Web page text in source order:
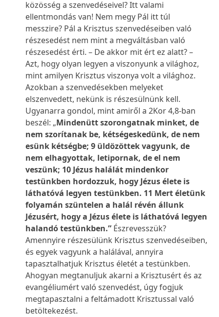
közösség a szenvedéseivel? Itt valami
ellentmondás van! Nem megy Pál itt túl
messzire? Pál a Krisztus szenvedéseiben való
részesedést nem mint a megváltásban való
részesedést érti. – De akkor mit ért ez alatt? –
Azt, hogy olyan legyen a viszonyunk a világhoz,
mint amilyen Krisztus viszonya volt a világhoz.
Azokban a szenvedésekben melyeket
elszenvedett, nekünk is részesülnünk kell.
Ugyanarra gondol, mint amiről a 2Kor 4,8-ban
beszél: „Mindenütt szorongatnak minket, de
nem szorítanak be, kétségeskedünk, de nem
esünk kétségbe; 9 üldözöttek vagyunk, de
nem elhagyottak, letipornak, de el nem
veszünk; 10 Jézus halálát mindenkor
testünkben hordozzuk, hogy Jézus élete is
láthatóvá legyen testünkben. 11 Mert életünk
folyamán szüntelen a halál révén állunk
Jézusért, hogy a Jézus élete is láthatóvá legyen
halandó testünkben.” Észrevesszük?
Amennyire részesülünk Krisztus szenvedéseiben,
és egyek vagyunk a halálával, annyira
tapasztalhatjuk Krisztus életét a testünkben.
Ahogyan megtanuljuk akarni a Krisztusért és az
evangéliumért való szenvedést, úgy fogjuk
megtapasztalni a feltámadott Krisztussal való
betöltekezést.